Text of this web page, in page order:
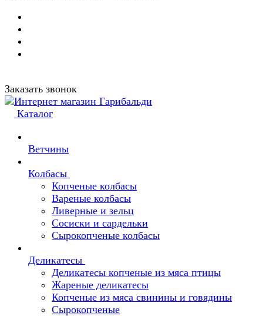
Заказать звонок
Каталог
Ветчины
Колбасы
Копченые колбасы
Вареные колбасы
Ливерные и зельц
Сосиски и сардельки
Сырокопченые колбасы
Деликатесы
Деликатесы копченые из мяса птицы
Жареные деликатесы
Копченые из мяса свинины и говядины
Сырокопченые